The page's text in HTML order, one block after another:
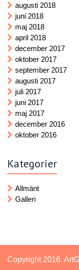
augusti 2018
juni 2018
maj 2018
april 2018
december 2017
oktober 2017
september 2017
augusti 2017
juli 2017
juni 2017
maj 2017
december 2016
oktober 2016
Kategorier
Allmänt
Galleri
Copyright 2016.